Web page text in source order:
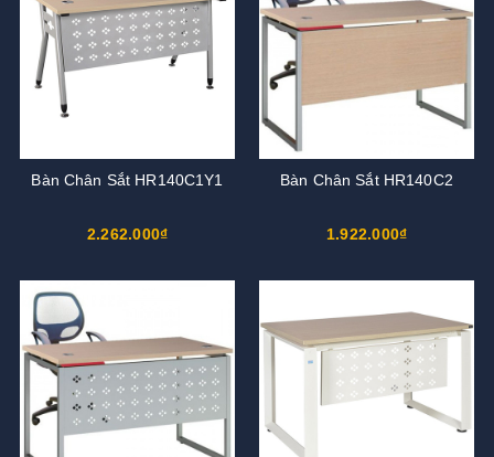
Bàn Chân Sắt HR140C1Y1
2.262.000₫
Bàn Chân Sắt HR140C2
1.922.000₫